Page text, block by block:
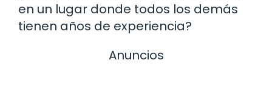
en un lugar donde todos los demás
tienen años de experiencia?
Anuncios